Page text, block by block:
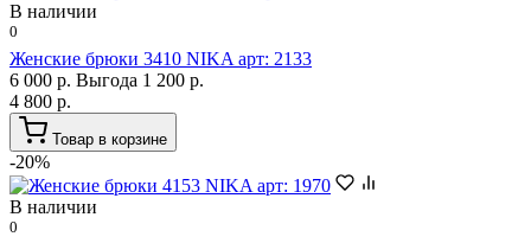
В наличии
0
Женские брюки 3410 NIKA арт: 2133
6 000 р. Выгода 1 200 р.
4 800 р.
Товар в корзине
-20%
В наличии
0